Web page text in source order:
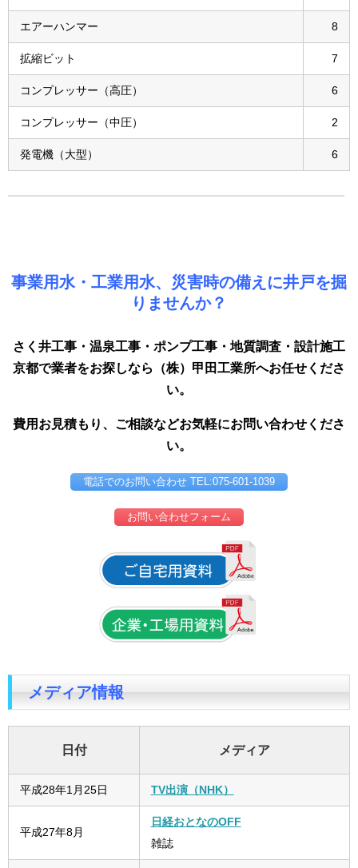
エアーハンマー 8
拡縮ビット 7
コンプレッサー（高圧） 6
コンプレッサー（中圧） 2
発電機（大型） 6
事業用水・工業用水、災害時の備えに井戸を掘
りませんか？
さく井工事・温泉工事・ポンプ工事・地質調査・設計施工
京都で業者をお探しなら（株）甲田工業所へお任せくださ
い。
費用お見積もり、ご相談などお気軽にお問い合わせくださ
い。
電話でのお問い合わせ TEL:075-601-1039
お問い合わせフォーム
メディア情報
日付 メディア
平成28年1月25日 TV出演（NHK）
平成27年8月
日経おとなのOFF
雑誌